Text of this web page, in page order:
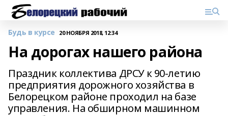
Будь в курсе 20 НОЯБРЯ 2018, 12:34
На дорогах нашего района
Праздник коллектива ДРСУ к 90-летию
предприятия дорожного хозяйства в
Белорецком районе проходил на базе
управления. На обширном машинном